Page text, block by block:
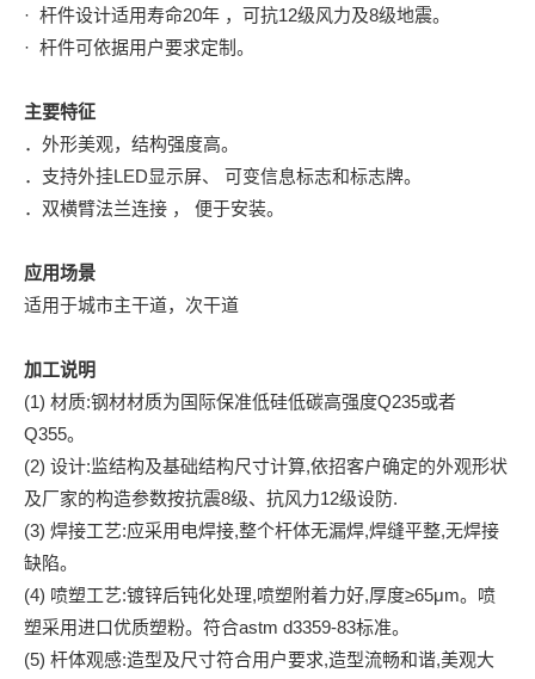
· 杆件设计适用寿命20年 ，可抗12级风力及8级地震。
· 杆件可依据用户要求定制。
主要特征
．外形美观，结构强度高。
．支持外挂LED显示屏、 可变信息标志和标志牌。
．双横臂法兰连接 ， 便于安装。
应用场景
适用于城市主干道，次干道
加工说明
(1) 材质:钢材材质为国际保准低硅低碳高强度Q235或者
Q355。
(2) 设计:监结构及基础结构尺寸计算,依招客户确定的外观形状
及厂家的构造参数按抗震8级、抗风力12级设防.
(3) 焊接工艺:应采用电焊接,整个杆体无漏焊,焊缝平整,无焊接
缺陷。
(4) 喷塑工艺:镀锌后钝化处理,喷塑附着力好,厚度≥65μm。喷
塑采用进口优质塑粉。符合astm d3359-83标准。
(5) 杆体观感:造型及尺寸符合用户要求,造型流畅和谐,美观大